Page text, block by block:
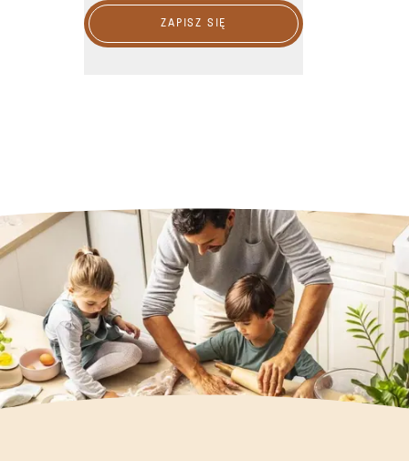
ZAPISZ SIĘ